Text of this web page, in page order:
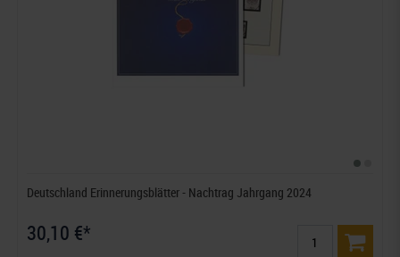
Deutschland Erinnerungsblätter - Nachtrag Jahrgang 2024
30,10 €*